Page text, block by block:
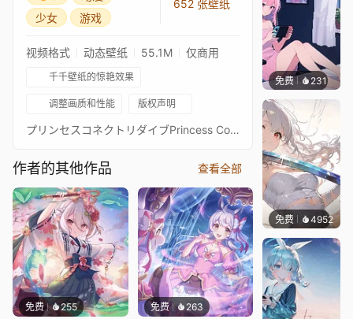
少女
游戏
652 张壁纸
视频格式 动态壁纸 55.1M 仅商用
千千壁纸的惊艳效果
调整画质和性能 版权声明
プリンセスコネクトリダイブPrincess Connect! Re: Dive超异域公主连结！Re: Dive3星 智 3★ 主页动画壁纸3★トモ - Tomo通过 Waifu2x 降噪放大 + FFmpeg 60FPS 补帧处理21:9 3440*1440 带鱼屏适配16:9 标准比例版：https://steamcommunity.com/sharedfiles/filedetails/?id=2294764061PCR 16:9 合集：https://steamcommunity.com/sharedfiles/filedetails/?id=2134024999PCR 21:9 合集：https://steamcommunity.com/sharedfiles/filedetails/?id=2137377323
作者的其他作品 查看全部
免费 255 免费 263
免费 231好看
免费 4952